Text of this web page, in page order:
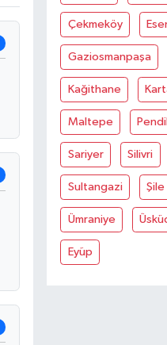
Çekmeköy
Gaziosmanpaşa
Kağithane
Maltepe
Sariyer Silivri
Sultangazi Şile
Ümraniye
Eyüp